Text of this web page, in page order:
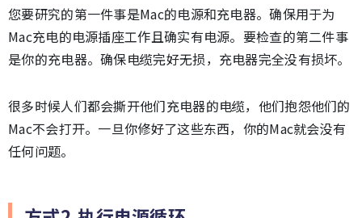
您要研究的第一件事是Mac的电源和充电器。确保用于为
Mac充电的电源插座工作且确实有电源。要检查的第二件事
是你的充电器。确保电缆完好无损，充电器完全没有损坏。
很多时候人们都会撕开他们充电器的电缆，他们抱怨他们的
Mac不会打开。一旦你修好了这些东西，你的Mac就会没有
任何问题。